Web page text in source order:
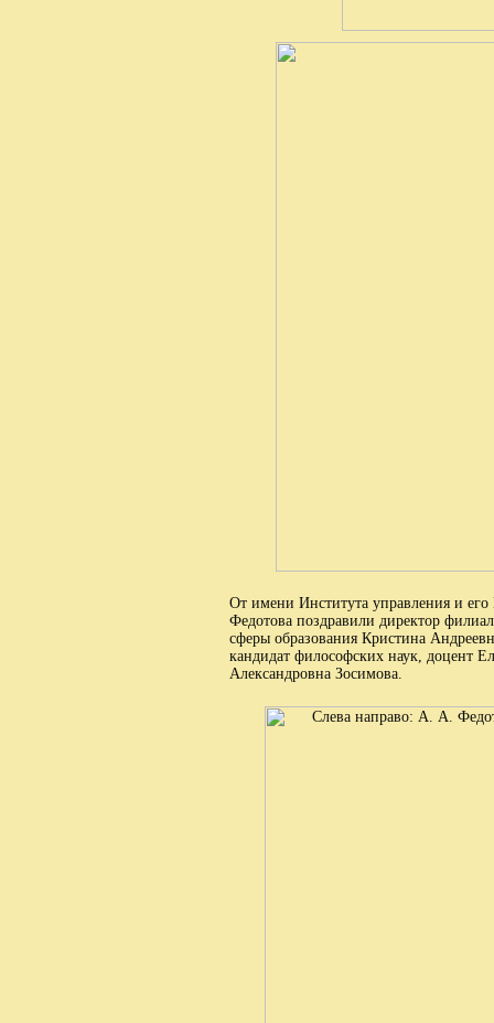
От имени Института управления и
Федотова поздравили директор
сферы образования Кристина
кандидат философских наук, доцент
Александровна Зосимова.